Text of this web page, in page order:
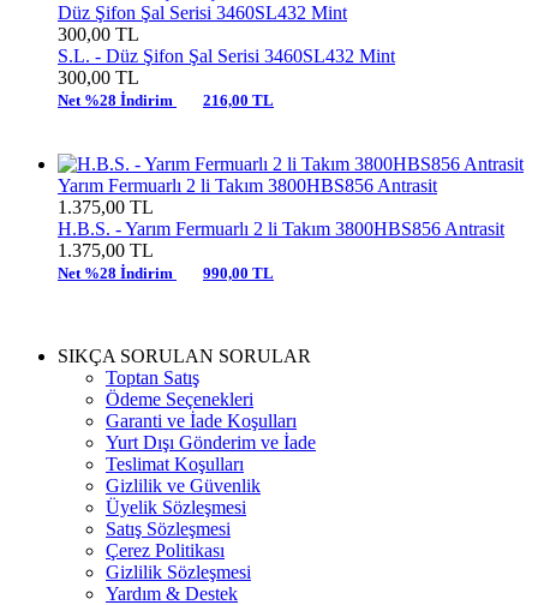
Düz Şifon Şal Serisi 3460SL432 Mint
300,00 TL
S.L. - Düz Şifon Şal Serisi 3460SL432 Mint
300,00 TL
Net %28 İndirim 216,00 TL
Yarım Fermuarlı 2 li Takım 3800HBS856 Antrasit
1.375,00 TL
H.B.S. -Yarım Fermuarlı 2 li Takım 3800HBS856 Antrasit
1.375,00 TL
Net %28 İndirim 990,00 TL
SIKÇA SORULAN SORULAR
Toptan Satış
Ödeme Seçenekleri
Garanti ve İade Koşulları
Yurt Dışı Gönderim ve İade
Teslimat Koşulları
Gizlilik ve Güvenlik
Üyelik Sözleşmesi
Satış Sözleşmesi
Çerez Politikası
Gizlilik Sözleşmesi
Yardım & Destek